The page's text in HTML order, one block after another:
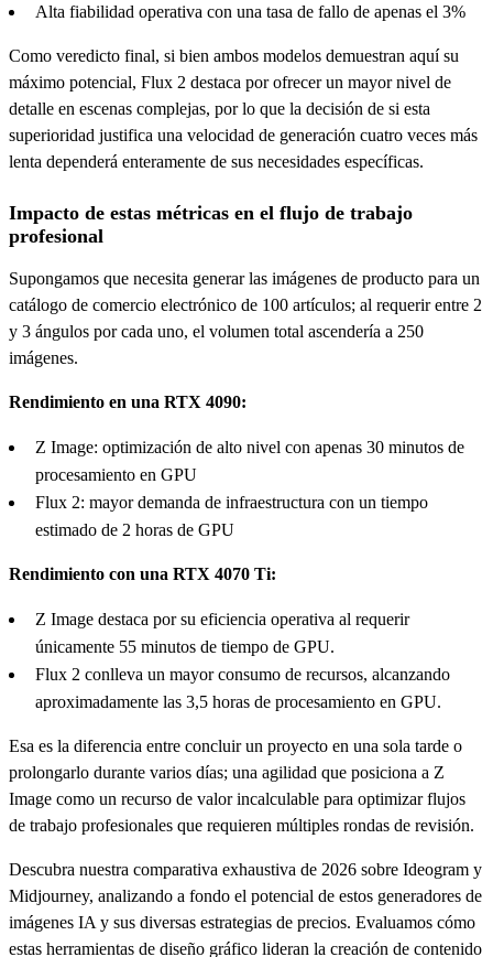
Alta fiabilidad operativa con una tasa de fallo de apenas el 3%
Como veredicto final, si bien ambos modelos demuestran aquí su
máximo potencial, Flux 2 destaca por ofrecer un mayor nivel de
detalle en escenas complejas, por lo que la decisión de si esta
superioridad justifica una velocidad de generación cuatro veces más
lenta dependerá enteramente de sus necesidades específicas.
Impacto de estas métricas en el flujo de trabajo
profesional
Supongamos que necesita generar las imágenes de producto para un
catálogo de comercio electrónico de 100 artículos; al requerir entre 2
y 3 ángulos por cada uno, el volumen total ascendería a 250
imágenes.
Rendimiento en una RTX 4090:
Z Image: optimización de alto nivel con apenas 30 minutos de
procesamiento en GPU
Flux 2: mayor demanda de infraestructura con un tiempo
estimado de 2 horas de GPU
Rendimiento con una RTX 4070 Ti:
Z Image destaca por su eficiencia operativa al requerir
únicamente 55 minutos de tiempo de GPU.
Flux 2 conlleva un mayor consumo de recursos, alcanzando
aproximadamente las 3,5 horas de procesamiento en GPU.
Esa es la diferencia entre concluir un proyecto en una sola tarde o
prolongarlo durante varios días; una agilidad que posiciona a Z
Image como un recurso de valor incalculable para optimizar flujos
de trabajo profesionales que requieren múltiples rondas de revisión.
Descubra nuestra comparativa exhaustiva de 2026 sobre Ideogram y
Midjourney, analizando a fondo el potencial de estos generadores de
imágenes IA y sus diversas estrategias de precios. Evaluamos cómo
estas herramientas de diseño gráfico lideran la creación de contenido